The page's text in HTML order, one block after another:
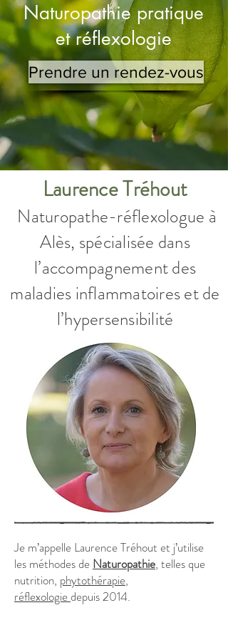
Naturopathie pratique
et réflexologie
Prendre un rendez-vous
Laurence Tréhout
Naturopathe-réflexologue à
Alès, spécialisée dans
l’accompagnement des
maladies inflammatoires et de
l’hypersensibilité
Je m’appelle Laurence Tréhout et j’utilise
les méthodes de Naturopathie, telles que
nutrition, phytothérapie,
réflexologiedepuis 2014.